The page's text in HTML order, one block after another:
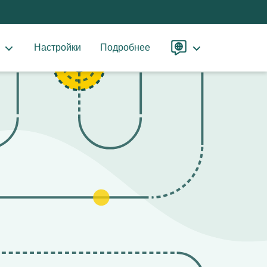
Настройки Подробнее
Язык